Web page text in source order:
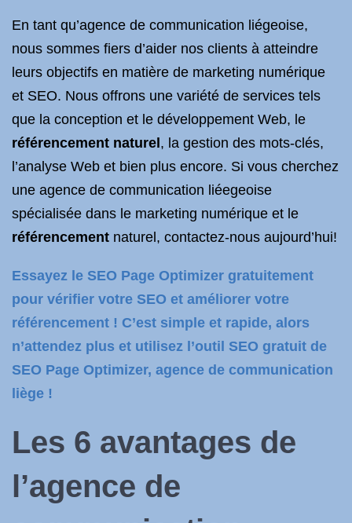
En tant qu’agence de communication liégeoise,
nous sommes fiers d’aider nos clients à atteindre
leurs objectifs en matière de marketing numérique
et SEO. Nous offrons une variété de services tels
que la conception et le développement Web, le
référencement naturel , la gestion des mots-clés,
l’analyse Web et bien plus encore. Si vous cherchez
une agence de communication liéegeoise
spécialisée dans le marketing numérique et le
référencement naturel, contactez-nous aujourd’hui!
Essayez le SEO Page Optimizer gratuitement
pour vérifier votre SEO et améliorer votre
référencement ! C’est simple et rapide, alors
n’attendez plus et utilisez l’outil SEO gratuit de
SEO Page Optimizer, agence de communication
liège !
Les 6 avantages de
l’agence de